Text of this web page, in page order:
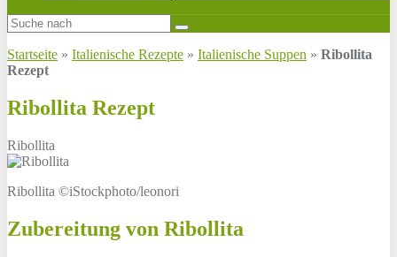
Startseite » Italienische Rezepte » Italienische Suppen » Ribollita
Rezept
Ribollita Rezept
Ribollita
Ribollita ©iStockphoto/leonori
Zubereitung von Ribollita